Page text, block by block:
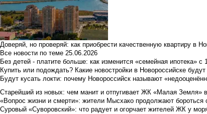
Доверяй, но проверяй: как приобрести качественную квартиру в
Все новости по теме 25.06.2026
Без детей - платите больше: как изменится «семейная ипотека» с
Купить или подождать? Какие новостройки в Новороссийске
Будут кусать локти: почему Новороссийск называют
Старейший из новых: чем манит и отпугивает ЖК «Малая Земля»
«Вопрос жизни и смерти»: жители Мысхако продолжают
Суровый «Суворовский»: что радует и огорчает жителей ЖК у